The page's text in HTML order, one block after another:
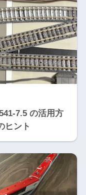
7.5 の活用方
ヒント